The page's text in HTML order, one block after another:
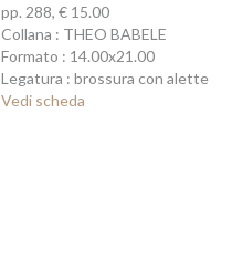
pp. 288, € 15.00
Collana : THEO BABELE
Formato : 14.00x21.00
Legatura : brossura con alette
Vedi scheda